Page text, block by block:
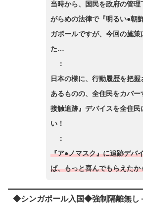
当時から、国民を政府の管
がらめの法律で『明るい●朝
ガポールですが、今回の施策
た…
：
日本の様に、行動履歴を把
あるものの、全住民をカバ
接触追跡』デバイスを全住民
い！
：
『ア●ノマスク』に追跡デバ
ば、もっと喜んでもらえたか
◆シンガポール入国◆強制隔離無し